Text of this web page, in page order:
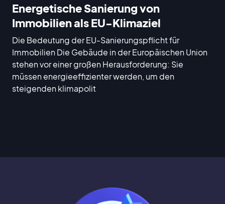
Energetische Sanierung von
Immobilien als EU-Klimaziel
Die Bedeutung der EU-Sanierungspflicht für
Immobilien Die Gebäude in der Europäischen Union
stehen vor einer großen Herausforderung: Sie
müssen energieeffizienter werden, um den
steigenden klimapolit